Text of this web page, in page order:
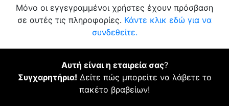
Μόνο οι εγγεγραμμένοι χρήστες έχουν πρόσβαση
σε αυτές τις πληροφορίες. Κάντε κλικ εδώ για να
συνδεθείτε.
Αυτή είναι η εταιρεία σας?
Συγχαρητήρια! Δείτε πώς μπορείτε να λάβετε το
πακέτο βραβείων!